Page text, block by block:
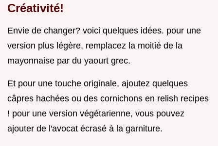
Créativité!
Envie de changer? voici quelques idées. pour une
version plus légère, remplacez la moitié de la
mayonnaise par du yaourt grec.
Et pour une touche originale, ajoutez quelques
câpres hachées ou des cornichons en relish recipes
! pour une version végétarienne, vous pouvez
ajouter de l'avocat écrasé à la garniture.